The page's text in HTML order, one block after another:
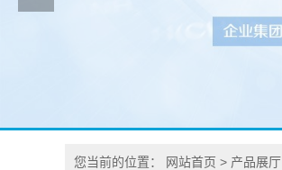
您当前的位置： 网站首页 > 产品展厅